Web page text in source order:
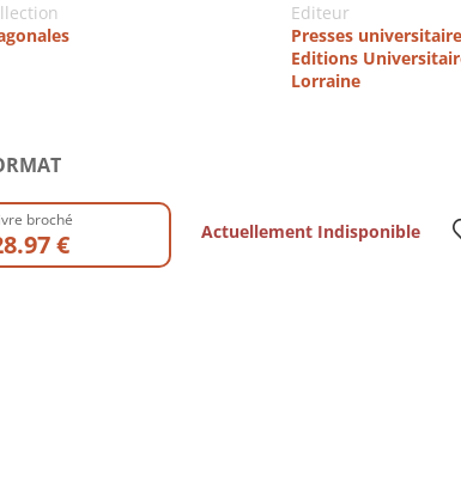
Editeur
Presses
Editions
Lorraine
broché
€ Actuellement Indisponible